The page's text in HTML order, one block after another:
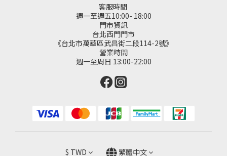
客服時間
週一至週五10:00- 18:00
門市資訊
台北西門門市
《台北市萬華區武昌街二段114-2號》
營業時間
週一至周日 13:00-22:00
$ TWD 繁體中文